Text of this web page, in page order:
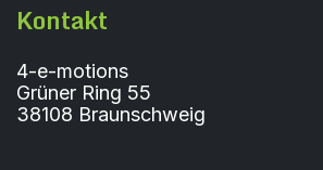
Kontakt
4-e-motions
Grüner Ring 55
38108 Braunschweig